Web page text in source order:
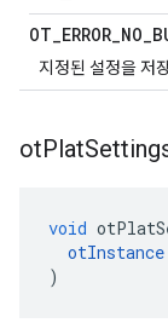
OT_ERROR_NO_
지정된 설정을 저
otPlat
void
otInstance
)